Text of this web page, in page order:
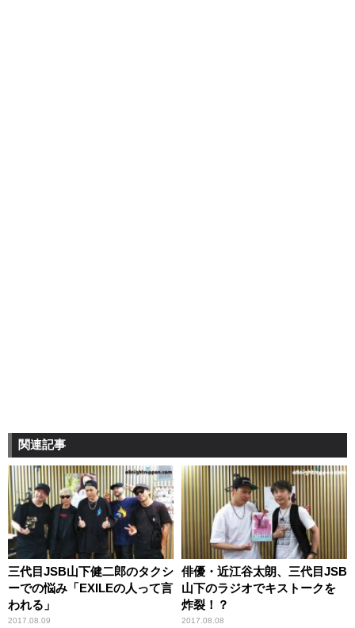
関連記事
三代目JSB山下健二郎のタクシ
ーでの悩み「EXILEの人って言
われる」
2017.08.09
俳優・近江谷太朗、三代目JSB
山下のラジオでキストークを
炸裂！？
2017.08.08